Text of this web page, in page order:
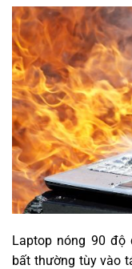
Laptop nóng 90 độ
bất thường tùy vào